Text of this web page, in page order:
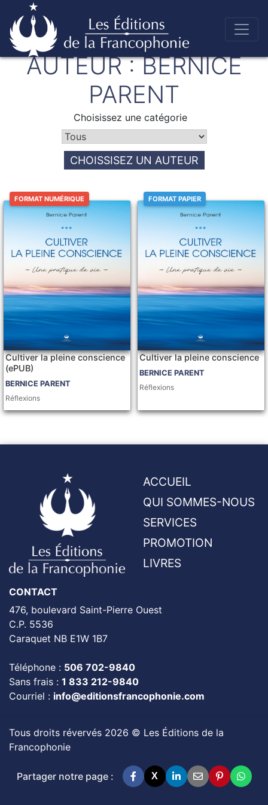
Skip
to
content
Éditions de la francophonie
AUTEUR :BERNICE
PARENT
Choisissez une catégorie
CHOISSISEZ UN AUTEUR
FORMAT NUMÉRIQUE
Cultiver la pleine conscience
(ePUB)
BERNICE PARENT
Réflexions
FORMAT PAPIER
Cultiver la pleine conscience
BERNICE PARENT
Réflexions
ACCUEIL
QUI SOMMES-NOUS
SERVICES
PROMOTION
LIVRES
CONTACT
476, boulevard Saint-Pierre Ouest
C.P. 5536
Caraquet NB E1W 1B7
Téléphone : 506 702-9840
Sans frais : 1 833 212-9840
Courriel : info@editionsfrancophonie.com
Tous droits révervés 2026 © Les Éditions de la
Francophonie
Partager notre page : X